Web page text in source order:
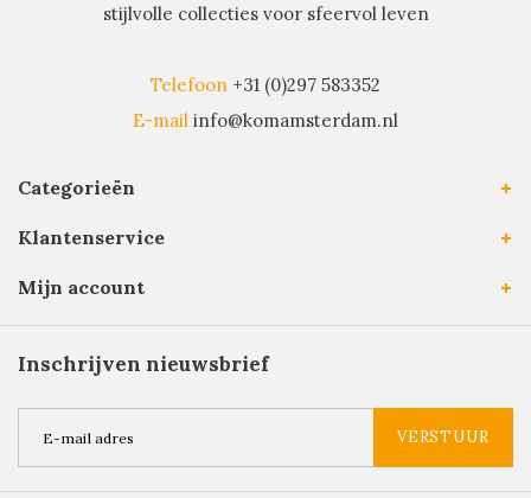
stijlvolle collecties voor sfeervol leven
Telefoon +31 (0)297 583352
E-mail info@komamsterdam.nl
Categorieën
Klantenservice
Mijn account
Inschrijven nieuwsbrief
VERSTUUR